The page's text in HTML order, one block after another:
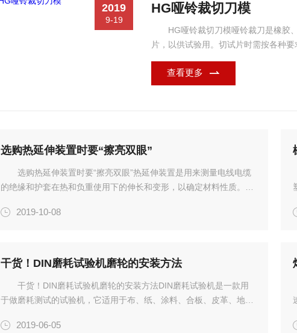
2019
9-19
HG哑铃裁切刀模
HG哑铃裁切刀模哑铃裁刀是橡胶
片，以供试验用。切试片时需按各种
形。裁刀的刃口应保持锋利，不应有
如下:国标型哑铃...
查看更多
选购热延伸装置时要“擦亮双眼”
选购热延伸装置时要“擦亮双眼”热延伸装置是用来测量电线电缆
的绝缘和护套在热和负重使用下的伸长和变形，以确定材料性质。试
计算伸长率。对于刚到公司的采购工作人员来说是一件相当困难的
2019-10-08
干货！DIN磨耗试验机磨轮的安装方法
干货！DIN磨耗试验机磨轮的安装方法DIN磨耗试验机是一款用
于做磨耗测试的试验机，它适用于布、纸、涂料、合板、皮革、地
加以规定的负荷，试料旋转时带动磨耗轮，磨耗试料，磨耗损失重量
2019-06-05